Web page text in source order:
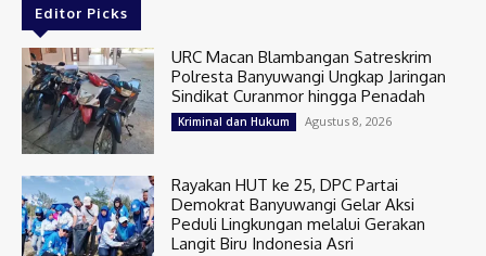
Editor Picks
URC Macan Blambangan Satreskrim
Polresta Banyuwangi Ungkap Jaringan
Sindikat Curanmor hingga Penadah
Kriminal dan Hukum Agustus 8, 2026
Rayakan HUT ke 25, DPC Partai
Demokrat Banyuwangi Gelar Aksi
Peduli Lingkungan melalui Gerakan
Langit Biru Indonesia Asri